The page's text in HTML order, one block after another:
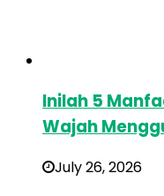
Inilah 5
Wajah
July 26, 2026